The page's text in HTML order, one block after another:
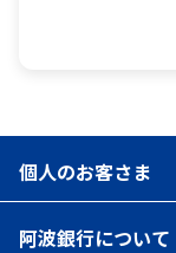
個人のお客さま
阿波銀行について